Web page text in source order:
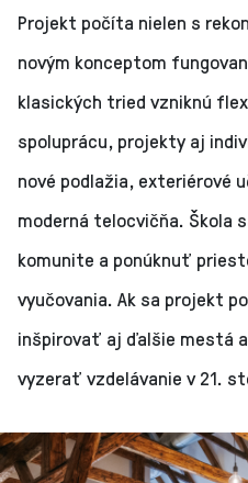
Projekt počíta nielen s
novým konceptom
klasických tried vzniknú
spoluprácu, projekty aj
nové podlažia, exteriérové
moderná telocvičňa. Škola
komunite a ponúknuť
vyučovania. Ak sa projekt
inšpirovať aj ďalšie mestá
vyzerať vzdelávanie v 21.